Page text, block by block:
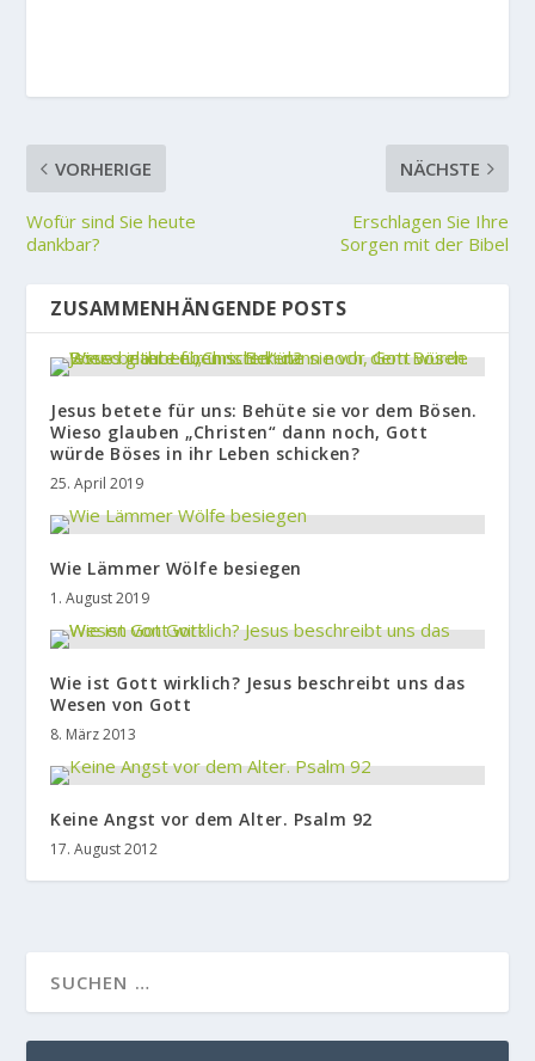
VORHERIGE
Wofür sind Sie heute
dankbar?
NÄCHSTE
Erschlagen Sie Ihre
Sorgen mit der Bibel
ZUSAMMENHÄNGENDE POSTS
Jesus betete für uns: Behüte sie vor dem Bösen.
Wieso glauben „Christen“ dann noch, Gott
würde Böses in ihr Leben schicken?
25. April 2019
Wie Lämmer Wölfe besiegen
1. August 2019
Wie ist Gott wirklich? Jesus beschreibt uns das
Wesen von Gott
8. März 2013
Keine Angst vor dem Alter. Psalm 92
17. August 2012